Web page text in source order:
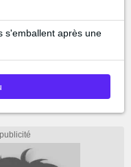
s'emballent après une